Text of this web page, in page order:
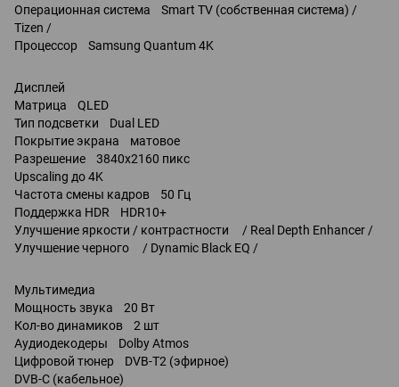
Операционная система Smart TV (собственная система) /
Tizen /
Процессор Samsung Quantum 4K
Дисплей
Матрица QLED
Тип подсветки Dual LED
Покрытие экрана матовое
Разрешение 3840x2160 пикс
Upscaling до 4K
Частота смены кадров 50 Гц
Поддержка HDR HDR10+
Улучшение яркости / контрастности / Real Depth Enhancer /
Улучшение черного / Dynamic Black EQ /
Мультимедиа
Мощность звука 20 Вт
Кол-во динамиков 2 шт
Аудиодекодеры Dolby Atmos
Цифровой тюнер DVB-T2 (эфирное)
DVB-C (кабельное)